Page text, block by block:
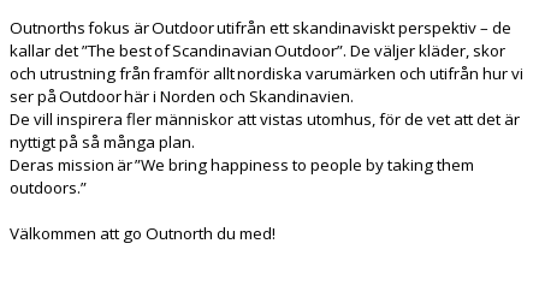
Outnorths fokus är Outdoor utifrån ett skandinaviskt perspektiv – de
kallar det ”The best of Scandinavian Outdoor”. De väljer kläder, skor
och utrustning från framför allt nordiska varumärken och utifrån hur vi
ser på Outdoor här i Norden och Skandinavien.
De vill inspirera fler människor att vistas utomhus, för de vet att det är
nyttigt på så många plan.
Deras mission är ”We bring happiness to people by taking them
outdoors.”
Välkommen att go Outnorth du med!